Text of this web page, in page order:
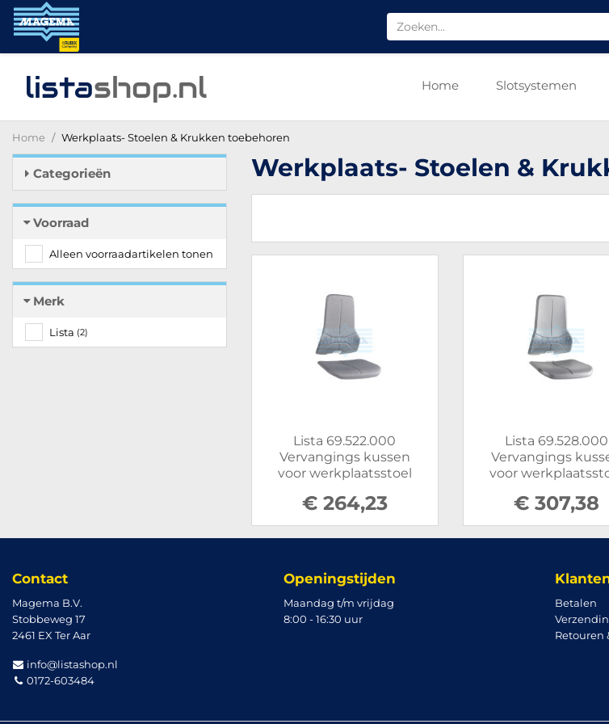
listashop.nl Home Slotsystemen
Home Werkplaats- Stoelen & Krukken toebehoren
Categorieën
Voorraad
Alleen voorraadartikelen tonen
Merk
Lista (2)
Werkplaats- Stoelen &
Lista 69.522.000
Vervangings kussen
voor werkplaatsstoel
€ 264,23
Lista 69.528.000
Vervangings
voor
€ 307,38
Contact
Magema B.V.
Stobbeweg 17
2461 EX Ter Aar
info@listashop.nl
0172-603484
Openingstijden
Maandag t/m vrijdag
8:00 - 16:30 uur
Betalen
Retouren